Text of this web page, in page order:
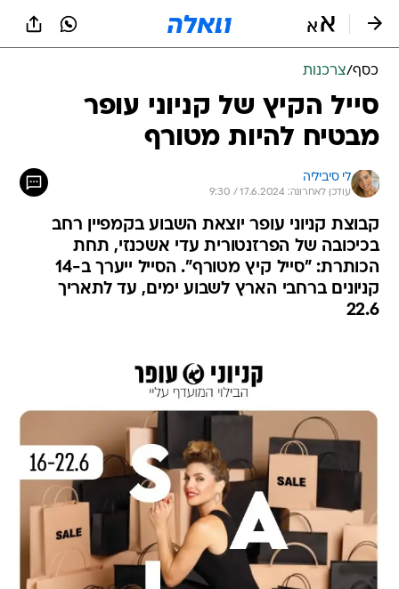
כסף/צרכנות
סייל הקיץ של קניוני עופר
מבטיח להיות מטורף
לי סיביליה
עודכן לאחרונה: 17.6.2024 / 9:30
קבוצת קניוני עופר יוצאת השבוע בקמפיין רחב
בכיכובה של הפרזנטורית עדי אשכנזי, תחת
הכותרת: "סייל קיץ מטורף". הסייל ייערך ב-14
קניונים ברחבי הארץ לשבוע ימים, עד לתאריך
22.6